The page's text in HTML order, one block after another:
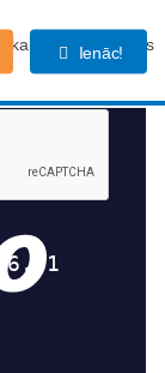
kalendārs Forums
Ienāc!